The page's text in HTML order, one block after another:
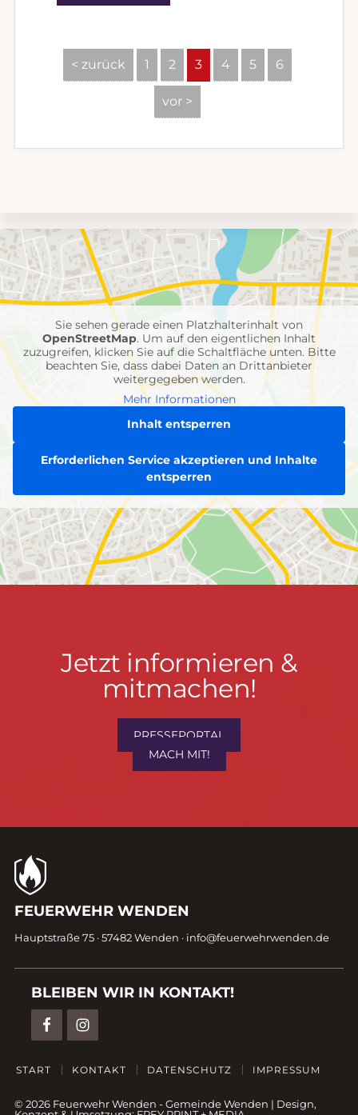
< zurück 1 2 3 4 5 6
vor >
Umgebungskarte
mit
Feuerwehr-
Einheiten
Sie sehen gerade einen Platzhalterinhalt von
OpenStreetMap. Um auf den eigentlichen Inhalt
zuzugreifen, klicken Sie auf die Schaltfläche unten. Bitte
beachten Sie, dass dabei Daten an Drittanbieter
weitergegeben werden.
Mehr Informationen
Inhalt entsperren
Erforderlichen Service akzeptieren und Inhalte
entsperren
Jetzt
informieren
mitmachen!
Jetzt informieren &
mitmachen!
PRESSEPORTAL
MACH MIT!
Kontaktdaten
Fußzeile
FEUERWEHR WENDEN
Hauptstraße 75 · 57482 Wenden · info@feuerwehrwenden.de
BLEIBEN WIR IN KONTAKT!
START KONTAKT DATENSCHUTZ IMPRESSUM
© 2026 Feuerwehr Wenden -Gemeinde Wenden | Design,